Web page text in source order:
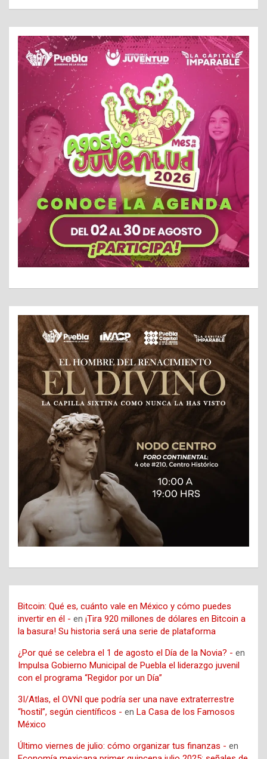
Bitcoin: Qué es, cuánto vale en México y cómo puedes
invertir en él - en ¡Tira 920 millones de dólares en Bitcoin a
la basura! Su historia será una serie de plataforma
¿Por qué se celebra el 1 de agosto el Día de la Novia? - en
Impulsa Gobierno Municipal de Puebla el liderazgo juvenil
con el programa “Regidor por un Día”
3I/Atlas, el OVNI que podría ser una nave extraterrestre
“hostil”, según científicos - en La Casa de los Famosos
México
Último viernes de julio: cómo organizar tus finanzas - en